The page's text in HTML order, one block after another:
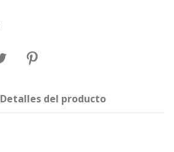
Detalles del producto